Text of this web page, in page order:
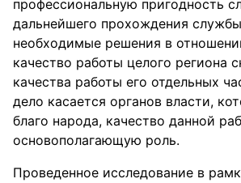
профессиональную пригодность
дальнейшего прохождения
необходимые решения в
качество работы целого региона
качества работы его отдельных
дело касается органов власти,
благо народа, качество данной
основополагающую роль.
Проведенное исследование в